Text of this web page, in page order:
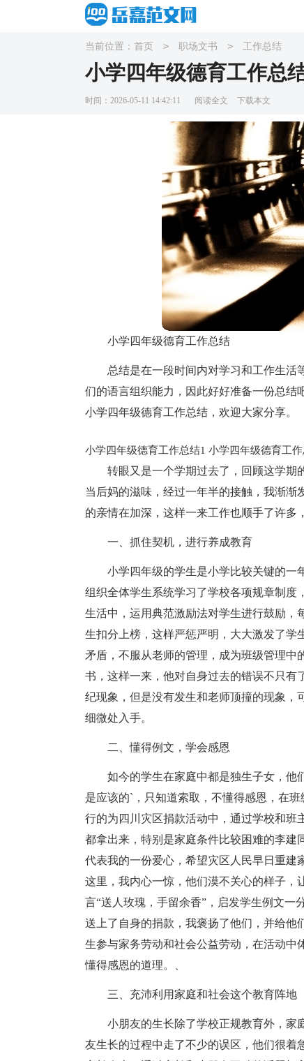
当前位置： 首页 > 职场文书 > 工作总结
小学四年级德育工作总
时间：2026-05-11 14:42:11 阅读全文 下载本文
小学四年级德育工作总结
总结是在一段时间内对学习和工作生活
们的语言组织能力，因此好好准备一份总结
小学四年级德育工作总结，欢迎大家分享。
小学四年级德育工作总结1
转眼又是一个学期过去了，回顾这学期
当后妈的滋味，经过一年半的接触，我渐渐
的亲情在加深，这样一来工作也顺手了许多
一、抓住契机，进行养成教育
小学四年级的学生是小学比较关键的一
组织全体学生系统学习了学校各项规章制度
生活中，运用典范激励法对学生进行鼓励，
生扣分上榜，这样严惩严明，大大激发了学
矛盾，不服从老师的管理，成为班级管理
书，这样一来，他对自身过去的错误不只有
纪现象，但是没有发生和老师顶撞的现象，
细微处入手。
二、懂得例文，学会感恩
如今的学生在家庭中都是独生子女，他
是应该的`，只知道索取，不懂得感恩，在
行的为四川灾区捐款活动中，通过学校和班
都拿出来，特别是家庭条件比较困难的李建
代表我的一份爱心，希望灾区人民早日重建
这里，我内心一惊，他们漠不关心的样子，
言“送人玫瑰，手留余香”，启发学生例文一
送上了自身的捐款，我褒扬了他们，并给他
生参与家务劳动和社会公益劳动，在活动中
懂得感恩的道理。、
三、充沛利用家庭和社会这个教育阵地
小朋友的生长除了学校正规教育外，家
友生长的过程中走了不少的误区，他们很着
小学四年级德育工